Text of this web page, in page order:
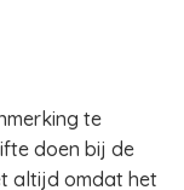
te
doen bij de
altijd omdat het